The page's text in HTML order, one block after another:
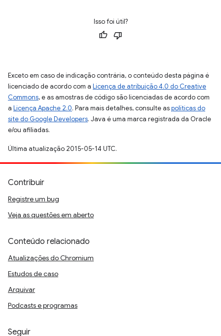
Isso foi útil?
Exceto em caso de indicação contrária, o conteúdo desta página é
licenciado de acordo com a Licença de atribuição 4.0 do Creative
Commons, e as amostras de código são licenciadas de acordo com
a Licença Apache 2.0. Para mais detalhes, consulte aspolíticas do
site do Google Developers. Java é uma marca registrada da Oracle
e/ou afiliadas.
Última atualização 2015-05-14 UTC.
Contribuir
Registre um bug
Veja as questões em aberto
Conteúdo relacionado
Atualizações do Chromium
Estudos de caso
Arquivar
Podcasts e programas
Seguir